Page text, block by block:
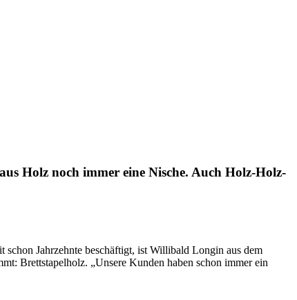
Holz noch immer eine Nische. Auch Holz-Holz-
Jahrzehnte beschäftigt, ist Willibald Longin aus dem
Brettstapelholz. „Unsere Kunden haben schon immer ein